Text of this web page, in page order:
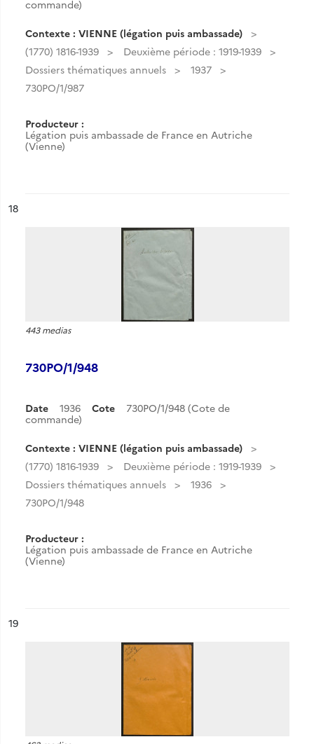
commande)
Contexte : VIENNE (légation puis ambassade)
(1770) 1816-1939
Deuxième période : 1919-1939
Dossiers thématiques annuels
1937
730PO/1/987
Producteur :
Légation puis ambassade de France en Autriche
(Vienne)
n°
18
443 medias
730PO/1/948
Date 1936 Cote
730PO/1/948 (Cote de
commande)
Contexte : VIENNE (légation puis ambassade)
(1770) 1816-1939
Deuxième période : 1919-1939
Dossiers thématiques annuels
1936
730PO/1/948
Producteur :
Légation puis ambassade de France en Autriche
(Vienne)
n°
19